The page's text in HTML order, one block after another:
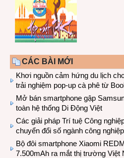
CÁC BÀI MỚI
Khơi nguồn cảm hứng du lịch
trải nghiệm pop-up cà phê từ
Mở bán smartphone gập
toàn hệ thống Di Động Việt
Các giải pháp Trí tuệ Công
chuyển đổi số ngành công
Bộ đôi smartphone Xiaomi
7.500mAh ra mắt thị trường Việt